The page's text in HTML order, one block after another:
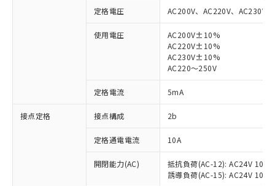
定格電圧 AC200V、AC220V、AC230V
使用電圧
AC200V±10%
AC220V±10%
AC230V±10%
AC220～250V
定格電流 5mA
接点定格 接点構成 2b
定格通電電流 10A
開閉能力(AC)
抵抗負荷(AC-12): AC24V 10A/
誘導負荷(AC-15): AC24V
以下の条件をお読みいただき、同意のうえ
対応済み：EU RoHS指令（10物質）の
非含有に対応した製品が提供可能な商品で
対応予定：EU RoHS指令（10物質）の非含
有に対応した製品に切り替える予定のある
対応予定なし：EU RoHS指令（10物質）の
非含有に非対応の商品で、対応品を出す予